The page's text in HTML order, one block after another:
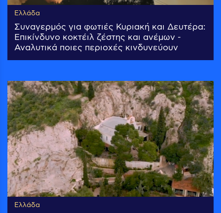
Ελλάδα
Συναγερμός για φωτιές Κυριακή και Δευτέρα:
Επικίνδυνο κοκτέιλ ζέστης και ανέμων -
Αναλυτικά ποιες περιοχές κινδυνεύουν
Ελλάδα